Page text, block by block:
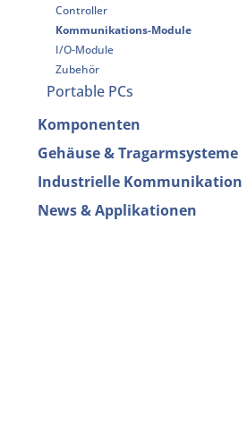
Controller
Kommunikations-Module
I/O-Module
Zubehör
Portable PCs
Komponenten
Gehäuse & Tragarmsysteme
Industrielle Kommunikation
News & Applikationen